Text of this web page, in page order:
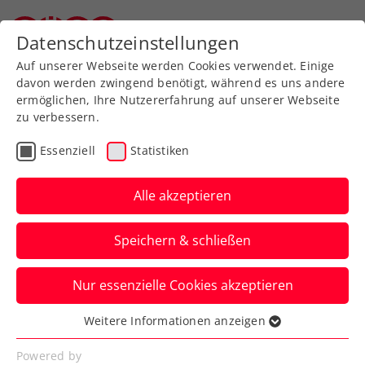
Zurück zur Newsübersicht
Allgemeine Klasse
win2day ÖTV-
Staatsmeisterschaften:
Schwärzler muss bei
Debüt aufgeben
Alle anderen Topstars wie Jurij Rodionov,
Filip Misolic, Lukas Neumayer, Julia
Grabher, Tamara Kostic sind durch.
Datenschutzeinstellungen
Auf unserer Webseite werden Cookies verwendet. Einige
davon werden zwingend benötigt, während es uns andere
ermöglichen, Ihre Nutzererfahrung auf unserer Webseite
zu verbessern.
Essenziell Statistiken
Alle akzeptieren
Speichern & schließen
Nur essenzielle Cookies akzeptieren
Essenziell
Essenzielle Cookies werden für grundlegende
Weitere Informationen anzeigen
Powered by